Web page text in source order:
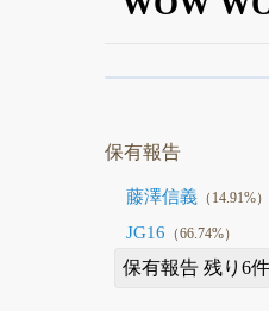
登録すると永
保有報告
藤澤信義（14.91%）
JG16 （66.74%）
保有報告 残り6件